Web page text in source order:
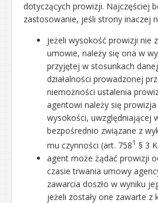
dotyczących prowizji. Najczęściej
zastosowanie, jeśli strony inaczej
jeżeli wysokość prowizji nie
umowie, należy się ona w
przyjętej w stosunkach
działalności prowadzonej
niemożności ustalenia
agentowi należy się
wysokości, uwzględniającej
bezpośrednio związane z
mu czynności (art. 7581 § 3
agent może żądać prowizji
czasie trwania umowy
zawarcia doszło w wyniku
jeżeli zostały one zawarte z